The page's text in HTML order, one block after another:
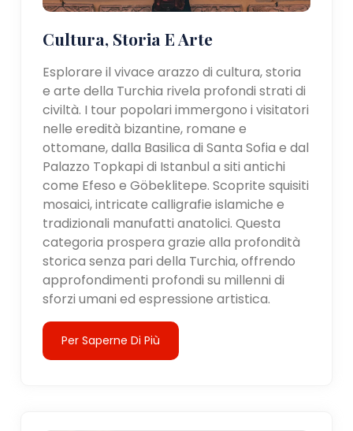
Cultura, Storia E Arte
Esplorare il vivace arazzo di cultura, storia
e arte della Turchia rivela profondi strati di
civiltà. I tour popolari immergono i visitatori
nelle eredità bizantine, romane e
ottomane, dalla Basilica di Santa Sofia e dal
Palazzo Topkapi di Istanbul a siti antichi
come Efeso e Göbeklitepe. Scoprite squisiti
mosaici, intricate calligrafie islamiche e
tradizionali manufatti anatolici. Questa
categoria prospera grazie alla profondità
storica senza pari della Turchia, offrendo
approfondimenti profondi su millenni di
sforzi umani ed espressione artistica.
Per Saperne Di Più